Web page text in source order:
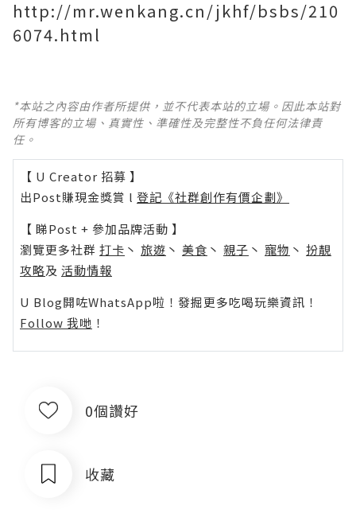
http://mr.wenkang.cn/jkhf/bsbs/210
6074.html
*本站之內容由作者所提供，並不代表本站的立場。因此本站對
所有博客的立場、真實性、準確性及完整性不負任何法律責
任。
【 U Creator 招募 】
出Post賺現金獎賞 l 登記《社群創作有價企劃》
【 睇Post + 參加品牌活動 】
瀏覽更多社群 打卡 丶 旅遊 丶 美食 丶 親子 丶 寵物 丶 扮靚
攻略及 活動情報
U Blog開咗WhatsApp啦！發掘更多吃喝玩樂資訊！
Follow 我哋 ！
0個讚好
收藏